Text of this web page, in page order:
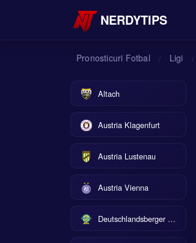
NERDYTIPS
Pronosticuri Fotbal / Ligi /
Altach
Austria Klagenfurt
Austria Lustenau
Austria Vienna
Deutschlandsberger SC